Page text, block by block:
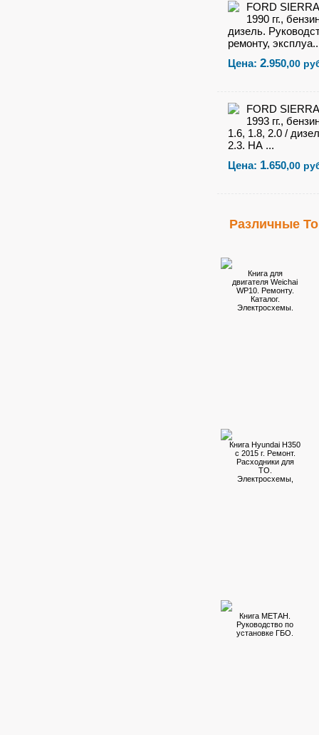
FORD
1990 гг.,
дизель.
ремонту,
Цена: 2.950,00
FORD
1993 гг.,
1.6, 1.8, 2.0 /
2.3. НА ...
Цена: 1.650,00
Различные
Книга для
двигателя Weichai
WP10. Ремонту.
Каталог.
Электросхемы.
Книга Hyundai H350
c 2015 г. Ремонт.
Расходники для
ТО.
Электросхемы,
Книга МЕТАН.
Руководство по
установке ГБО.